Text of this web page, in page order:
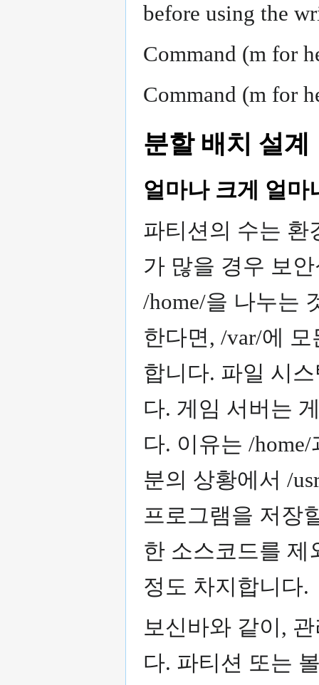
before using the
Command (m for
Command (m for
분할 배치 설계
얼마나 크게 얼마
파티션의 수는 환
가 많을 경우 보
/home/을 나누는
한다면, /var/에
합니다. 파일 시
다. 게임 서버는
다. 이유는 /
분의 상황에서 /
프로그램을 저장
한 소스코드를 제
정도 차지합니다.
보신바와 같이,
다. 파티션 또는